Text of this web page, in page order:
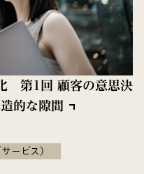
第1回 顧客の意思決
的な隙間
ービス）